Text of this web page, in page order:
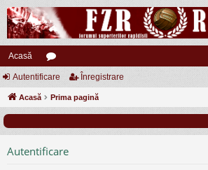
Acasă
or
u
Autentificare Înregistrare
Acasă Prima pagină
Autentificare